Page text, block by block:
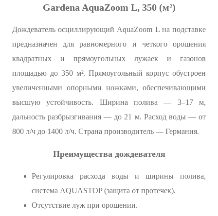
Gardena AquaZoom L, 350 (м²)
Дождеватель осциллирующий AquaZoom L на подставке
предназначен для равномерного и четкого орошения
квадратных и прямоугольных лужаек и газонов
площадью до 350 м². Прямоугольный корпус обустроен
увеличенными опорными ножками, обеспечивающими
высшую устойчивость. Ширина полива — 3–17 м,
дальность разбрызгивания — до 21 м. Расход воды — от
800 л/ч до 1400 л/ч. Страна производитель — Германия.
Преимущества дождевателя
Регулировка расхода воды и ширины полива,
система AQUASTOP (защита от протечек).
Отсутствие луж при орошении.